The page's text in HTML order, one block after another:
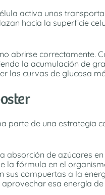
activa unos
hacia la superficie
abrirse correctamente.
la acumulación de
las curvas de glucosa
parte de una
de azúcares en
la fórmula en el
sus compuertas a la
esa energía